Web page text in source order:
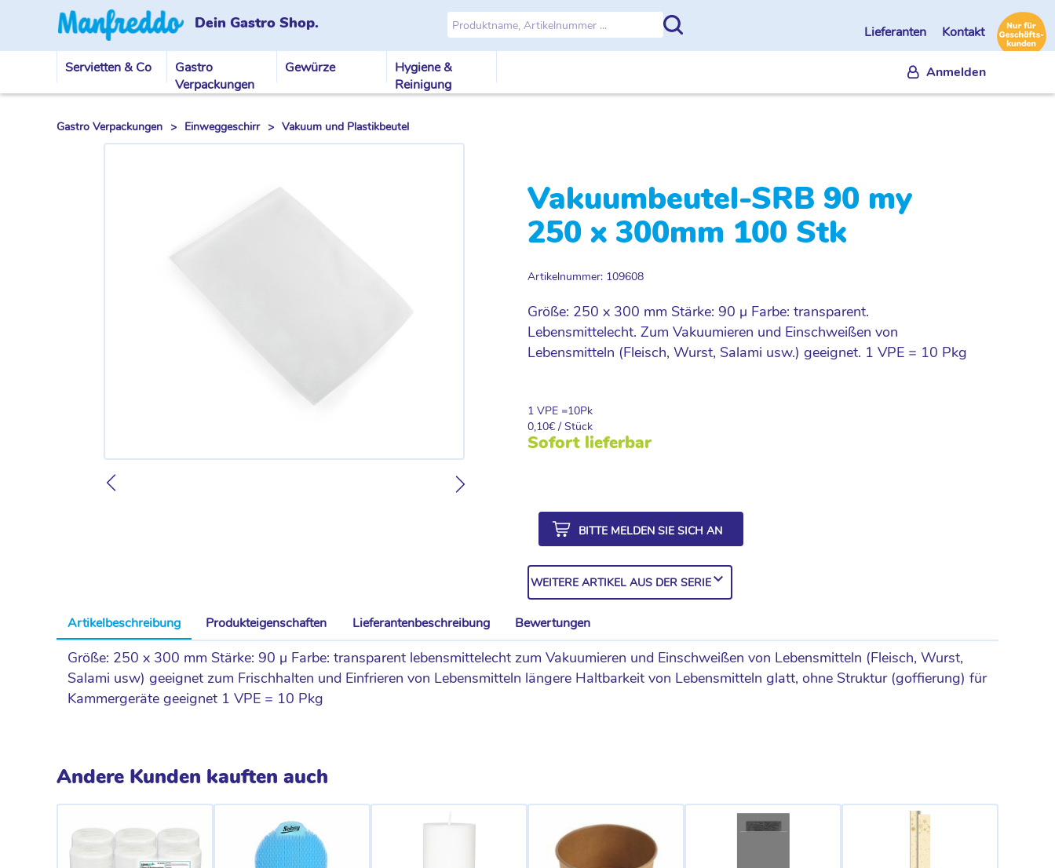
Dein Gastro Shop. Lieferanten Kontakt
Servietten & Co
Gastro
Verpackungen
Gewürze
Hygiene &
Reinigung
Anmelden
Gastro Verpackungen > Einweggeschirr > Vakuum und Plastikbeutel
Vakuumbeutel-SRB 90 my
250 x 300mm 100 Stk
Artikelnummer: 109608
Größe: 250 x 300 mm Stärke: 90 µ Farbe: transparent.
Lebensmittelecht. Zum Vakuumieren und Einschweißen von
Lebensmitteln (Fleisch, Wurst, Salami usw.) geeignet. 1 VPE = 10 Pkg
1 VPE =10Pk
0,10€ / Stück
Sofort lieferbar
BITTE MELDEN SIE SICH AN
WEITERE ARTIKEL AUS DER SERIE
Artikelbeschreibung Produkteigenschaften Lieferantenbeschreibung Bewertungen
Größe: 250 x 300 mm Stärke: 90 µ Farbe: transparent lebensmittelecht zum Vakuumieren und Einschweißen von Lebensmitteln (Fleisch, Wurst,
Salami usw) geeignet zum Frischhalten und Einfrieren von Lebensmitteln längere Haltbarkeit von Lebensmitteln glatt, ohne Struktur (goffierung) für
Kammergeräte geeignet 1 VPE = 10 Pkg
Andere Kunden kauften auch